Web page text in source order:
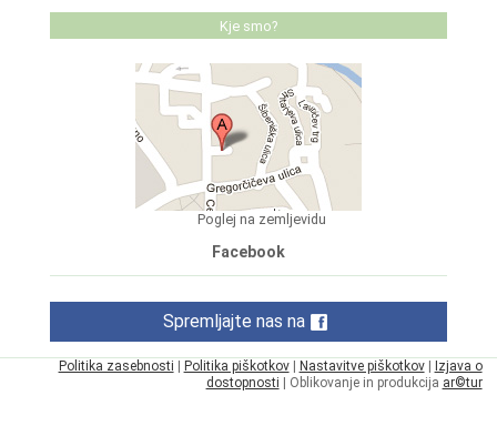
Kje smo?
Poglej na zemljevidu
Facebook
Spremljajte nas na
Politika zasebnosti Politika piškotkov| Nastavitve piškotkov|
Izjava o
dostopnosti | Oblikovanje in produkcija ar©tur